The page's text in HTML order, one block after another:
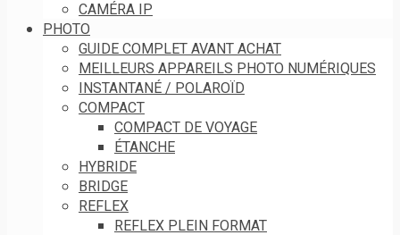
CAMÉRA IP
PHOTO
GUIDE COMPLET AVANT ACHAT
MEILLEURS APPAREILS PHOTO NUMÉRIQUES
INSTANTANÉ / POLAROÏD
COMPACT
COMPACT DE VOYAGE
ÉTANCHE
HYBRIDE
BRIDGE
REFLEX
REFLEX PLEIN FORMAT